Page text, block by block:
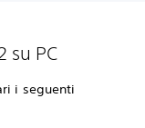
su PC
i seguenti